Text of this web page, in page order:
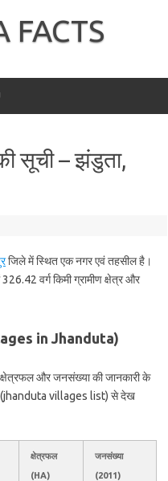
FACTS
सूची – झंडुता,
जिले में स्थित एक नगर एवं तहसील है।
वर्ग किमी ग्रामीण क्षेत्र और
in Jhanduta)
और जनसंख्या की जानकारी के
(jhanduta villages list) से देख
क्षेत्रफल
(HA)
जनसंख्या
(2011)